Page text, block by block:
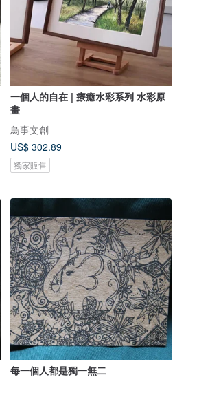
一個人的自在 | 療癒水彩系列 水彩原
畫
鳥事文創
US$ 302.89
獨家販售
每一個人都是獨一無二